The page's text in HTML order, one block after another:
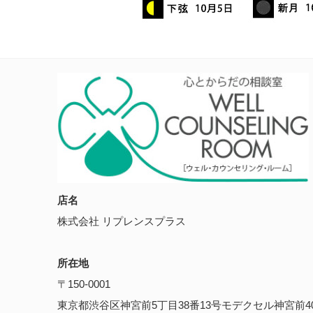
店名
株式会社 リプレンスプラス
所在地
〒150-0001
東京都渋谷区神宮前5丁目38番13号モデクセル神宮前